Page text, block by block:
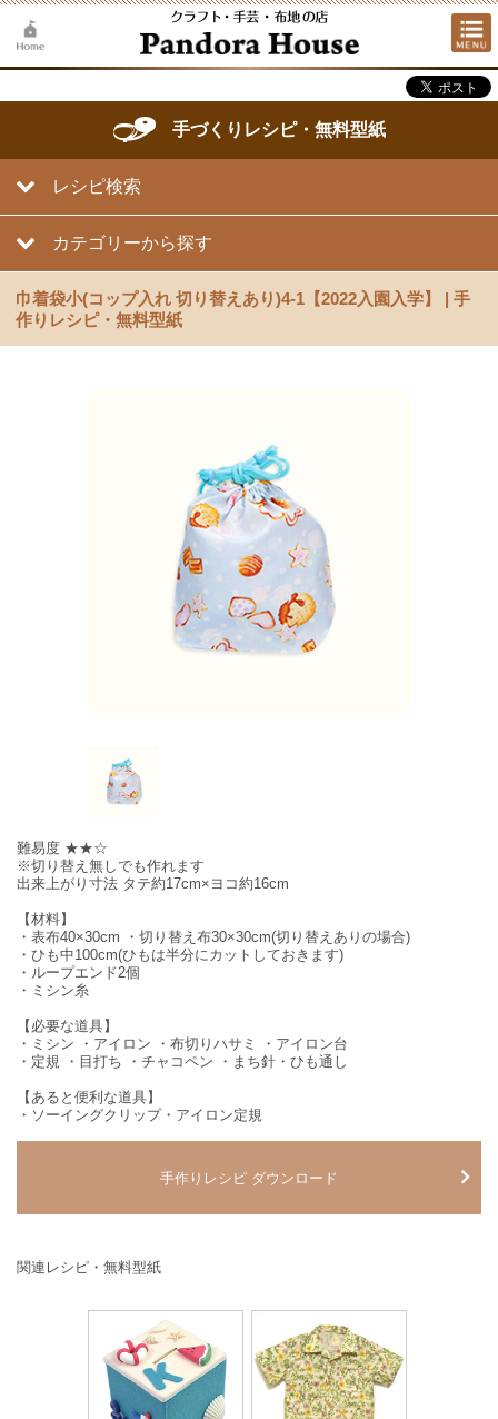
手づくりレシピ・無料型紙
レシピ検索
カテゴリーから探す
巾着袋小(コップ入れ 切り替えあり)4-1【2022入園入学】 | 手
作りレシピ・無料型紙
難易度 ★★☆
※切り替え無しでも作れます
出来上がり寸法 タテ約17cm×ヨコ約16cm
【材料】
・表布40×30cm ・切り替え布30×30cm(切り替えありの場合)
・ひも中100cm(ひもは半分にカットしておきます)
・ループエンド2個
・ミシン糸
【必要な道具】
・ミシン ・アイロン ・布切りハサミ ・アイロン台
・定規 ・目打ち ・チャコペン ・まち針・ひも通し
【あると便利な道具】
・ソーイングクリップ・アイロン定規
手作りレシピ ダウンロード
関連レシピ・無料型紙